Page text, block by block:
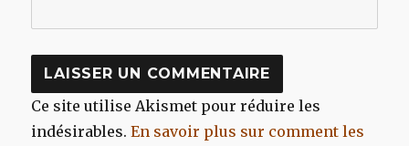
Ce site utilise Akismet pour réduire les
indésirables.En savoir plus sur comment les